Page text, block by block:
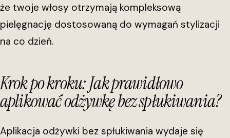
że twoje włosy otrzymają kompleksową
pielęgnację dostosowaną do wymagań stylizacji
na co dzień.
Krok po kroku: Jak prawidłowo
aplikować odżywkę bez spłukiwania?
Aplikacja odżywki bez spłukiwania wydaje się